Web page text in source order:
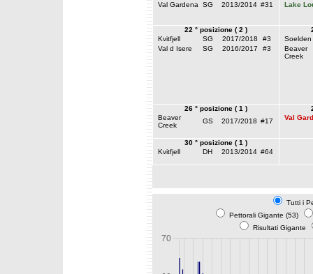
Val Gardena
SG 2013/2014 #31
Lake
22 ° posizione ( 2 )
Kvitfjell
SG 2017/2018
#3
Val d Isere
SG 2016/2017 #3
Soelden
Beaver
Creek
26 ° posizione ( 1 )
Beaver
Creek
GS 2017/2018 #17
Val
30 ° posizione ( 1 )
Kvitfjell
DH 2013/2014 #64
Tutti i
Pettorali Gigante (53)
Risultati Gigante